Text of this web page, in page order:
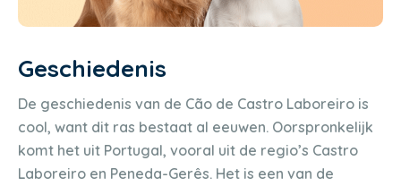
Geschiedenis
De geschiedenis van de Cão de Castro Laboreiro is
cool, want dit ras bestaat al eeuwen. Oorspronkelijk
komt het uit Portugal, vooral uit de regio’s Castro
Laboreiro en Peneda-Gerês. Het is een van de